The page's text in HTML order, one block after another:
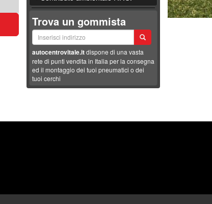
Trova un gommista
autocentrovitale.itdispone di una vasta
rete di punti vendita in Italia per la consegna
ed il montaggio dei tuoi pneumatici o dei
tuoi cerchi